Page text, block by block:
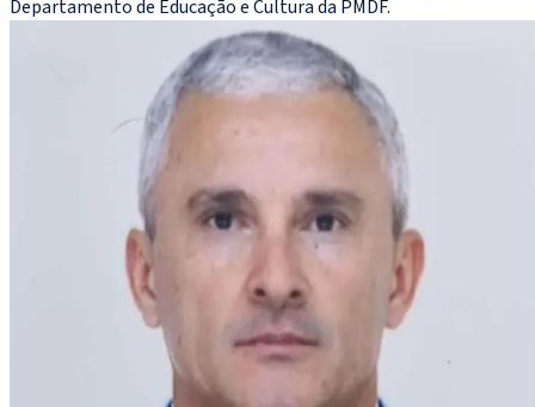
Departamento de Educação e Cultura da PMDF.